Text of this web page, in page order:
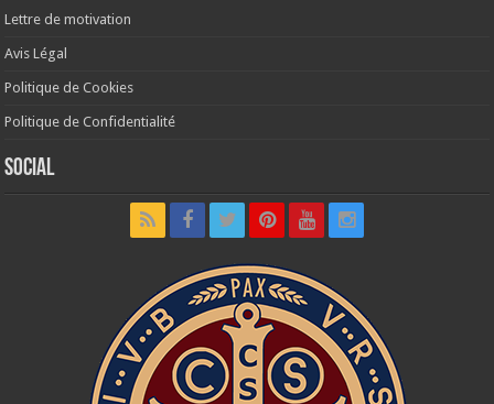
Lettre de motivation
Avis Légal
Politique de Cookies
Politique de Confidentialité
Social